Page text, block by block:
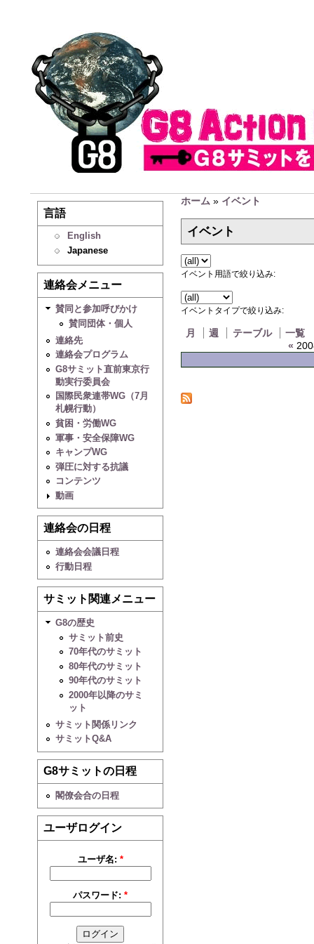
言語
English
Japanese
連絡会メニュー
賛同と参加呼びかけ
賛同団体・個人
連絡先
連絡会プログラム
G8サミット直前東京行
動実行委員会
国際民衆連帯WG（7月
札幌行動）
貧困・労働WG
軍事・安全保障WG
キャンプWG
弾圧に対する抗議
コンテンツ
動画
連絡会の日程
連絡会会議日程
行動日程
サミット関連メニュー
G8の歴史
サミット前史
70年代のサミット
80年代のサミット
90年代のサミット
2000年以降のサミ
ット
サミット関係リンク
サミットQ&A
G8サミットの日程
閣僚会合の日程
ユーザログイン
ユーザ名: *
パスワード:*
ホーム » イベント
イベント
イベント用語で絞り込み:
イベントタイプで絞り込み:
月 週 テーブル
一覧
«